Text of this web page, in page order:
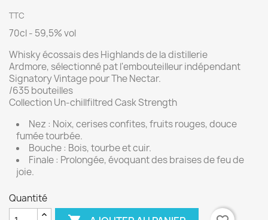
TTC
70cl - 59,5% vol
Whisky écossais des Highlands de la distillerie
Ardmore, sélectionné pat l'embouteilleur indépendant
Signatory Vintage pour The Nectar.
/635 bouteilles
Collection Un-chillfiltred Cask Strength
Nez : Noix, cerises confites, fruits rouges, douce
fumée tourbée.
Bouche : Bois, tourbe et cuir.
Finale : Prolongée, évoquant des braises de feu de
joie.
Quantité